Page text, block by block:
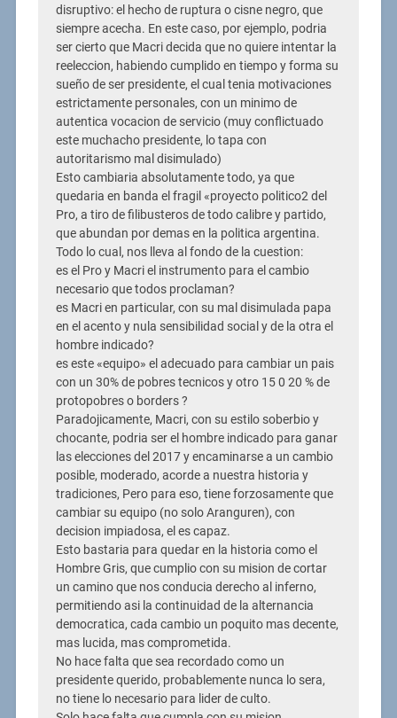
disruptivo: el hecho de ruptura o cisne negro, que
siempre acecha. En este caso, por ejemplo, podria
ser cierto que Macri decida que no quiere intentar la
reeleccion, habiendo cumplido en tiempo y forma su
sueño de ser presidente, el cual tenia motivaciones
estrictamente personales, con un minimo de
autentica vocacion de servicio (muy conflictuado
este muchacho presidente, lo tapa con
autoritarismo mal disimulado)
Esto cambiaria absolutamente todo, ya que
quedaria en banda el fragil «proyecto politico2 del
Pro, a tiro de filibusteros de todo calibre y partido,
que abundan por demas en la politica argentina.
Todo lo cual, nos lleva al fondo de la cuestion:
es el Pro y Macri el instrumento para el cambio
necesario que todos proclaman?
es Macri en particular, con su mal disimulada papa
en el acento y nula sensibilidad social y de la otra el
hombre indicado?
es este «equipo» el adecuado para cambiar un pais
con un 30% de pobres tecnicos y otro 15 0 20 % de
protopobres o borders ?
Paradojicamente, Macri, con su estilo soberbio y
chocante, podria ser el hombre indicado para ganar
las elecciones del 2017 y encaminarse a un cambio
posible, moderado, acorde a nuestra historia y
tradiciones, Pero para eso, tiene forzosamente que
cambiar su equipo (no solo Aranguren), con
decision impiadosa, el es capaz.
Esto bastaria para quedar en la historia como el
Hombre Gris, que cumplio con su mision de cortar
un camino que nos conducia derecho al inferno,
permitiendo asi la continuidad de la alternancia
democratica, cada cambio un poquito mas decente,
mas lucida, mas comprometida.
No hace falta que sea recordado como un
presidente querido, probablemente nunca lo sera,
no tiene lo necesario para lider de culto.